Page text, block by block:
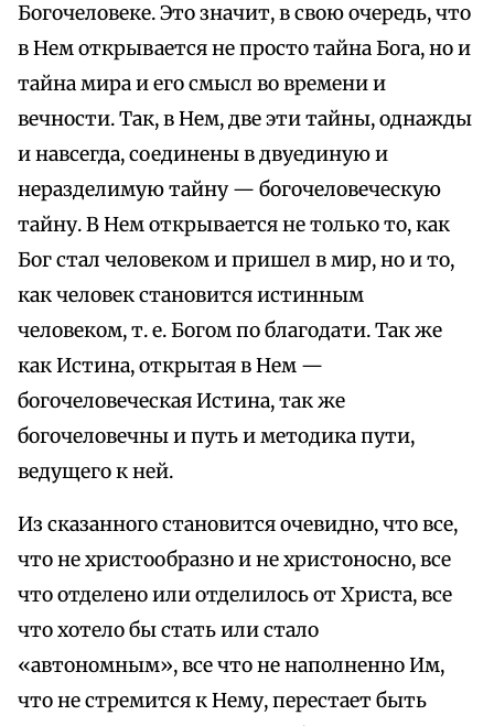
Богочеловеке. Это значит, в свою очередь, что
в Нем открывается не просто тайна Бога, но и
тайна мира и его смысл во времени и
вечности. Так, в Нем, две эти тайны, однажды
и навсегда, соединены в двуединую и
неразделимую тайну — богочеловеческую
тайну. В Нем открывается не только то, как
Бог стал человеком и пришел в мир, но и то,
как человек становится истинным
человеком, т. е. Богом по благодати. Так же
как Истина, открытая в Нем —
богочеловеческая Истина, так же
богочеловечны и путь и методика пути,
ведущего к ней.
Из сказанного становится очевидно, что все,
что не христообразно и не христоносно, все
что отделено или отделилось от Христа, все
что хотело бы стать или стало
«автономным», все что не наполненно Им,
что не стремится к Нему, перестает быть